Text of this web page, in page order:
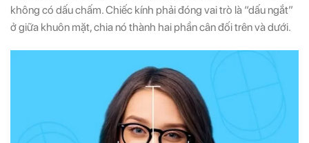
không có dấu chấm. Chiếc kính phải đóng vai trò là “dấu ngắt”
ở giữa khuôn mặt, chia nó thành hai phần cân đối trên và dưới.